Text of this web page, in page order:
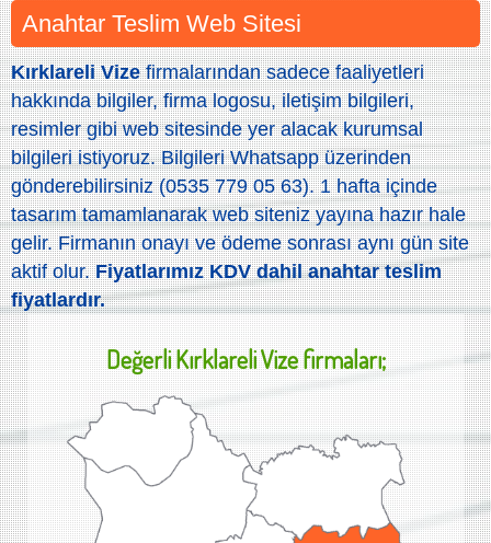
Anahtar Teslim Web Sitesi
Kırklareli Vizefirmalarından sadece faaliyetleri
hakkında bilgiler, firma logosu, iletişim bilgileri,
resimler gibi web sitesinde yer alacak kurumsal
bilgileri istiyoruz. Bilgileri Whatsapp üzerinden
gönderebilirsiniz (0535 779 05 63). 1 hafta içinde
tasarım tamamlanarak web siteniz yayına hazır hale
gelir. Firmanın onayı ve ödeme sonrası aynı gün site
aktif olur.Fiyatlarımız KDV dahil anahtar teslim
fiyatlardır.
DeğerliKırklareli Vizefirmaları;